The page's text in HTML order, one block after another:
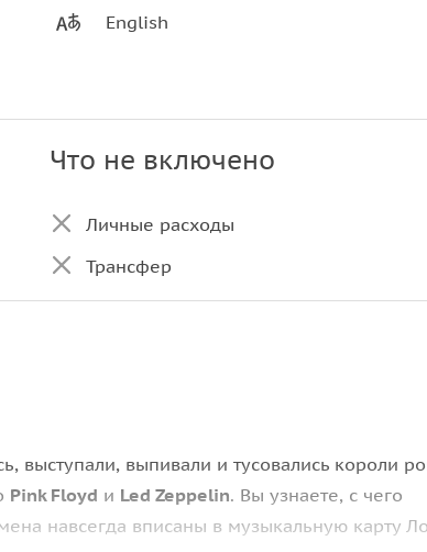
English
Что не включено
Личные расходы
Трансфер
выступали, выпивали и тусовались короли
Pink Floyd и Led Zeppelin. Вы узнаете, с чего
навсегда вписаны в музыкальную карту